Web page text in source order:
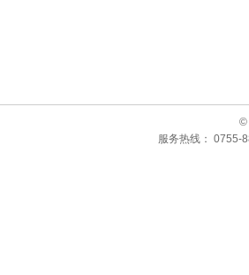
©
服务热线： 0755-